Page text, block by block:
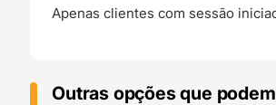
Apenas clientes com sessão
Outras opções que